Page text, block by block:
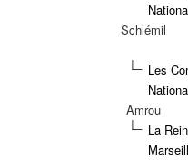
Schlémil
Les
Amrou
La